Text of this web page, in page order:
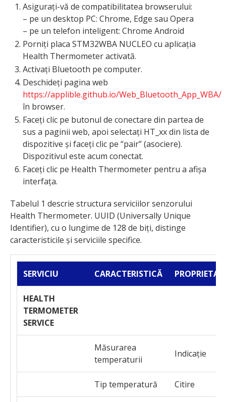
Asigurați-vă de compatibilitatea browserului:
– pe un desktop PC: Chrome, Edge sau Opera
– pe un telefon inteligent: Chrome Android
Porniți placa STM32WBA NUCLEO cu aplicația
Health Thermometer activată.
Activați Bluetooth pe computer.
Deschideți pagina web
https://applible.github.io/Web_Bluetooth_App_WBA/
în browser.
Faceți clic pe butonul de conectare din partea de
sus a paginii web, apoi selectați HT_xx din lista de
dispozitive și faceți clic pe “pair” (asociere).
Dispozitivul este acum conectat.
Faceți clic pe Health Thermometer pentru a afișa
interfața.
Tabelul 1 descrie structura serviciilor senzorului
Health Thermometer. UUID (Universally Unique
Identifier), cu o lungime de 128 de biți, distinge
caracteristicile și serviciile specifice.
SERVICIU CARACTERISTICĂ
HEALTH
TERMOMETER
SERVICE
Măsurarea
temperaturii
Indicație
Tip temperatură Citire